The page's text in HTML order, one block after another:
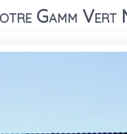
Gamm Vert